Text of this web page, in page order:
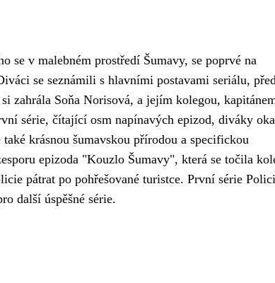
se v malebném prostředí Šumavy, se poprvé na
se seznámili s hlavními postavami seriálu,
zahrála Soňa Norisová, a jejím kolegou,
série, čítající osm napínavých epizod, diváky
krásnou šumavskou přírodou a specifickou
epizoda "Kouzlo Šumavy", která se točila
pátrat po pohřešované turistce. První série
další úspěšné série.